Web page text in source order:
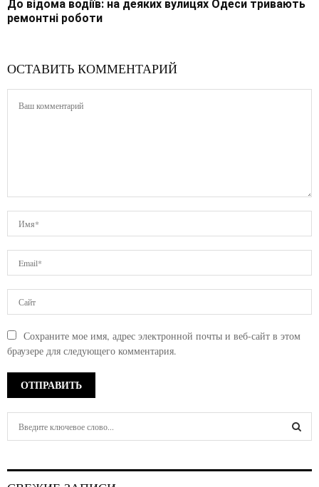
До відома водіїв: на деяких вулицях Одеси тривають
ремонтні роботи
ОСТАВИТЬ КОММЕНТАРИЙ
Сохраните мое имя, адрес электронной почты и веб-сайт в этом
браузере для следующего комментария.